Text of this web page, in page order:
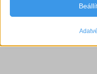
_lscache_vary
mhcookie
A statisztikai sütik és
gyűjtenek, amelyek
weboldalunkkal.